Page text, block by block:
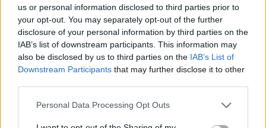
us or personal information disclosed to third parties prior to
your opt-out. You may separately opt-out of the further
disclosure of your personal information by third parties on the
IAB’s list of downstream participants. This information may
also be disclosed by us to third parties on the IAB’s List of
Downstream Participants that may further disclose it to other
Personal Data Processing Opt Outs